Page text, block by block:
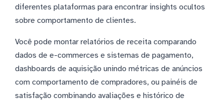
diferentes plataformas para encontrar insights ocultos
sobre comportamento de clientes.
Você pode montar relatórios de receita comparando
dados de e-commerces e sistemas de pagamento,
dashboards de aquisição unindo métricas de anúncios
com comportamento de compradores, ou painéis de
satisfação combinando avaliações e histórico de